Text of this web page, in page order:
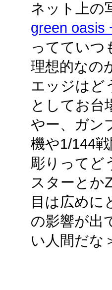
ネット上の
green oasis
ってていつ
理想的なの
エッジはど
としてお台
やー、ガン
機や1/144
彫りってど
スターとか
目は広めに
の影響が出
い人間だな